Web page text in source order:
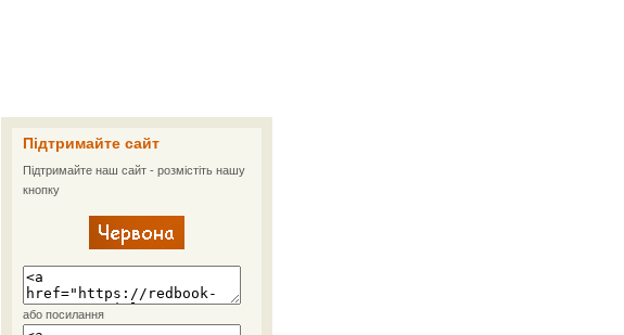
Підтримайте сайт
Підтримайте наш сайт - розмістіть нашу
кнопку
або посилання